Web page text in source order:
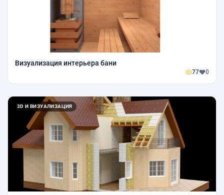
Визуализация интерьера бани
77 0
3D И ВИЗУАЛИЗАЦИЯ